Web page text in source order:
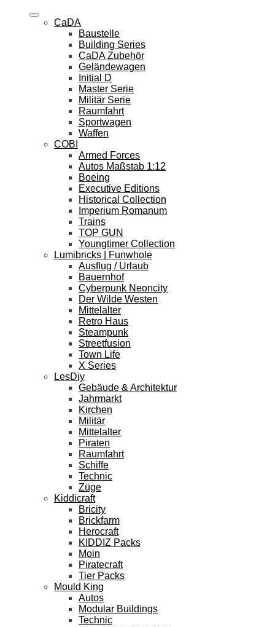
CaDA
Baustelle
Building Series
CaDA Zubehör
Geländewagen
Initial D
Master Serie
Militär Serie
Raumfahrt
Sportwagen
Waffen
COBI
Armed Forces
Autos Maßstab 1:12
Boeing
Executive Editions
Historical Collection
Imperium Romanum
Trains
TOP GUN
Youngtimer Collection
Lumibricks | Funwhole
Ausflug / Urlaub
Bauernhof
Cyberpunk Neoncity
Der Wilde Westen
Mittelalter
Retro Haus
Steampunk
Streetfusion
Town Life
X Series
LesDiy
Gebäude & Architektur
Jahrmarkt
Kirchen
Militär
Mittelalter
Piraten
Raumfahrt
Schiffe
Technic
Züge
Kiddicraft
Bricity
Brickfarm
Herocraft
KIDDIZ Packs
Moin
Piratecraft
Tier Packs
Mould King
Autos
Modular Buildings
Technic